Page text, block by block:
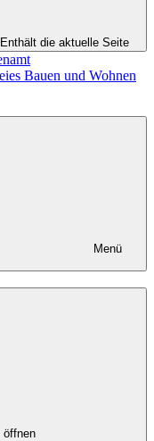
Enthält die aktuelle Seite
Bauen und Wohnen
Menü
öffnen